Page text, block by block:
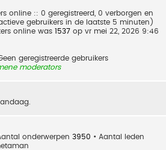
online :: 0 geregistreerd, 0 verborgen en
gebruikers in de laatste 5 minuten)
online was 1537 op vr mei 22, 2026 9:46
geregistreerde gebruikers
moderators
onderwerpen 3950 • Aantal leden